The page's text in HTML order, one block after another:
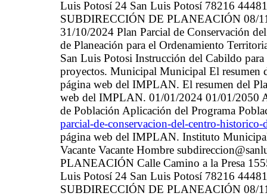
Luis Potosí 24 San Luis Potosí 78216
SUBDIRECCIÓN DE PLANEACIÓN 08/
31/10/2024 Plan Parcial de Conservación
de Planeación para el Ordenamiento
San Luis Potosi Instrucción del Cabildo
proyectos. Municipal Municipal El resumen
página web del IMPLAN. El resumen del
web del IMPLAN. 01/01/2024 01/01/2050
de Población Aplicación del Programa
parcial-de-conservacion-del-centro-historico-
página web del IMPLAN. Instituto
Vacante Vacante Hombre
PLANEACIÓN Calle Camino a la Presa
Luis Potosí 24 San Luis Potosí 78216
SUBDIRECCIÓN DE PLANEACIÓN 08/